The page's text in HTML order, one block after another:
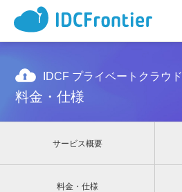
IDCF プライベートクラウド
料金・仕様
サービス概要
料金・仕様